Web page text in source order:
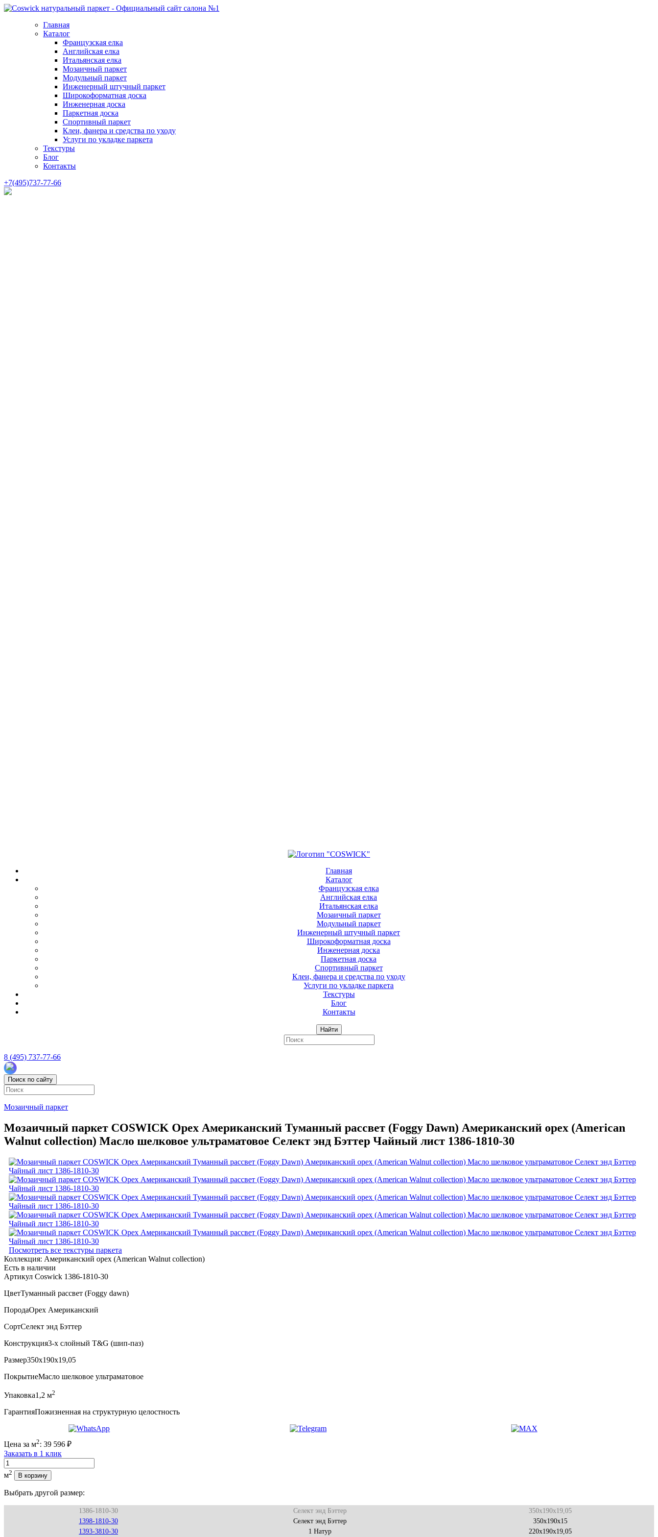
Главная
Каталог
Французская елка
Английская елка
Итальянская елка
Мозаичный паркет
Модульный паркет
Инженерный штучный паркет
Широкоформатная доска
Инженерная доска
Паркетная доска
Спортивный паркет
Клеи, фанера и средства по уходу
Услуги по укладке паркета
Текстуры
Блог
Контакты
+7(495)737-77-66
Главная
Каталог
Французская елка
Английская елка
Итальянская елка
Мозаичный паркет
Модульный паркет
Инженерный штучный паркет
Широкоформатная доска
Инженерная доска
Паркетная доска
Спортивный паркет
Клеи, фанера и средства по уходу
Услуги по укладке паркета
Текстуры
Блог
Контакты
Найти
8 (495) 737-77-66
Поиск по сайту
Мозаичный паркет
Мозаичный паркет COSWICK Орех Американский Туманный рассвет (Foggy Dawn) Американский орех (American
Walnut collection) Масло шелковое ультраматовое Селект энд Бэттер Чайный лист 1386-1810-30
Посмотреть все текстуры паркета
Коллекция: Американский орех (American Walnut collection)
Есть в наличии
Артикул Coswick 1386-1810-30
ЦветТуманный рассвет (Foggy dawn)
ПородаОрех Американский
СортСелект энд Бэттер
Конструкция3-х слойный T&G (шип-паз)
Размер350x190x19,05
ПокрытиеМасло шелковое ультраматовое
Упаковка1,2 м2
ГарантияПожизненная на структурную целостность
Цена за м2: 39 596 ₽
Заказать в 1 клик
Количество
м2 В корзину
Выбрать другой размер:
1386-1810-30 Селект энд Бэттер
350x190x19,05
1398-1810-30
Селект энд Бэттер
350x190x15
1393-3810-30
1 Натур
220x190x19,05